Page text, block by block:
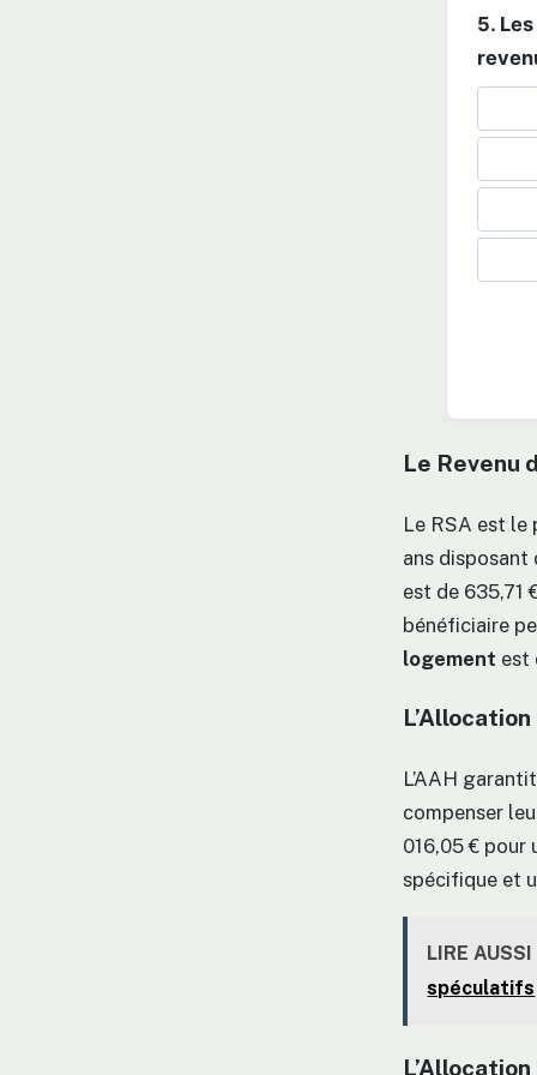
5.
Le Revenu
Le RSA est le
ans disposant
est de 635,71
bénéficiaire
logement est
L’AAH
compenser
016,05 € pour
spécifique et
LIRE AUSSI
spéculatifs